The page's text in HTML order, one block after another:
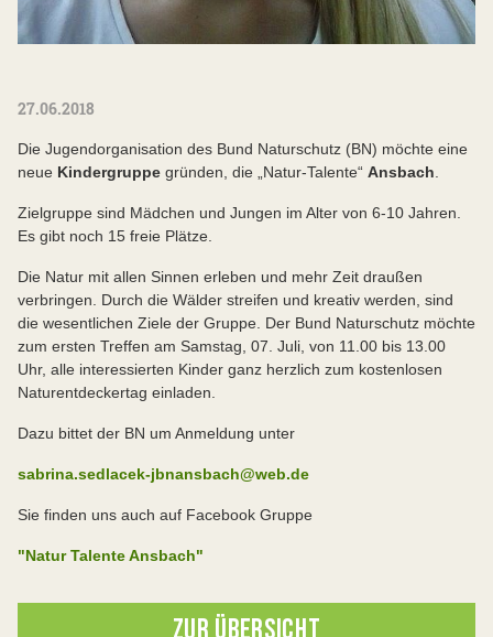
27.06.2018
Die Jugendorganisation des Bund Naturschutz (BN) möchte eine
neue Kindergruppe gründen, die „Natur-Talente“ Ansbach
Zielgruppe sind Mädchen und Jungen im Alter von 6-10 Jahren.
Es gibt noch 15 freie Plätze.
Die Natur mit allen Sinnen erleben und mehr Zeit draußen
verbringen. Durch die Wälder streifen und kreativ werden, sind
die wesentlichen Ziele der Gruppe. Der Bund Naturschutz möchte
zum ersten Treffen am Samstag, 07. Juli, von 11.00 bis 13.00
Uhr, alle interessierten Kinder ganz herzlich zum kostenlosen
Naturentdeckertag einladen.
Dazu bittet der BN um Anmeldung unter
sabrina.sedlacek-jbnansbach@web.de
Sie finden uns auch auf Facebook Gruppe
"Natur Talente Ansbach"